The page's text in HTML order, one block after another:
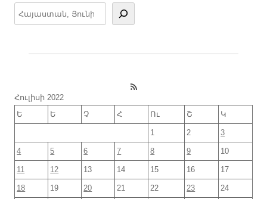
RSS Feed
Հուլիսի 2022
Ե
Ե Չ Հ Ու Շ Կ
1 2 3
4 5 6 7 8 9 10
11 12 13 14 15 16 17
18 19 20 21 22 23 24